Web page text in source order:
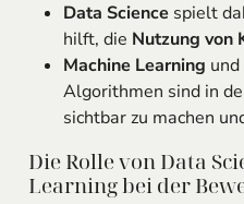
Data Sciencespielt
hilft, die Nutzung von
Machine Learning und
Algorithmen sind in
sichtbar zu machen
Die Rolle von Data
Learning bei der